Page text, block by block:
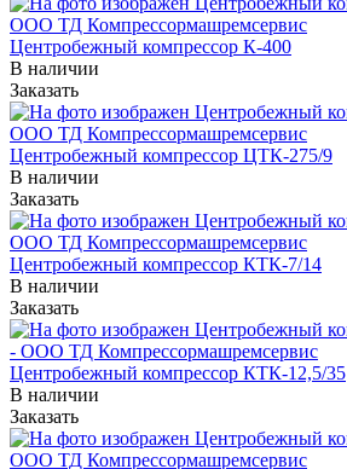
Центробежный компрессор К-400
В наличии
Заказать
Центробежный компрессор ЦТК-275/9
В наличии
Заказать
Центробежный компрессор КТК-7/14
В наличии
Заказать
Центробежный компрессор КТК-12,5/35
В наличии
Заказать